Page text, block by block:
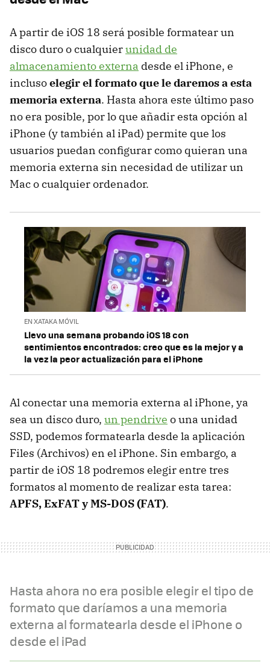
A partir de iOS 18 será posible formatear un
disco duro o cualquierunidad de
almacenamiento externa desde el iPhone, e
inclusoelegir el formato que le daremos a esta
memoria externa. Hasta ahora este último paso
no era posible, por lo que añadir esta opción al
iPhone (y también al iPad) permite que los
usuarios puedan configurar como quieran una
memoria externa sin necesidad de utilizar un
Mac o cualquier ordenador.
EN XATAKA MÓVIL
Llevo una semana probando iOS 18 con
sentimientos encontrados: creo que es la mejor y a
la vez la peor actualización para el iPhone
Al conectar una memoria externa al iPhone, ya
sea un disco duro, un pendrive o una unidad
SSD, podemos formatearla desde la aplicación
Files (Archivos) en el iPhone. Sin embargo, a
partir de iOS 18 podremos elegir entre tres
formatos al momento de realizar esta tarea:
APFS, ExFAT y MS-DOS (FAT).
Hasta ahora no era posible elegir el tipo de
formato que daríamos a una memoria
externa al formatearla desde el iPhone o
desde el iPad